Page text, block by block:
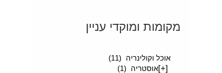
מקומות ומוקדי עניין
אוכל וקולינריה
(11)
[+]אוסטריה (1)